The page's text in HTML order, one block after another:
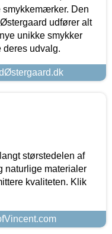
smykkemærker. Den
udfører alt
unikke smykker
deres udvalg.
størstedelen af
naturlige materialer
kvaliteten. Klik